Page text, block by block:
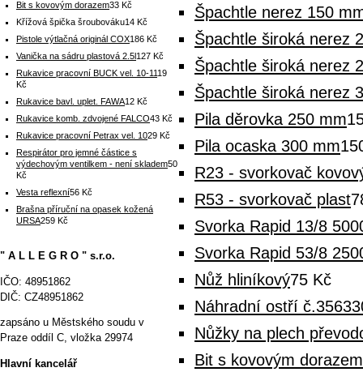
Špachtle nerez 150
Špachtle široká nerez
Špachtle široká nerez
Špachtle široká nerez
Pila děrovka 250 mm
Pila ocaska 300 mm
R23 - svorkovač
R53 - svorkovač plast
Svorka Rapid 13/8
Svorka Rapid 53/8
Nůž hliníkový75 Kč
Náhradní ostří
Nůžky na plech
Bit s kovovým dorazem
Bit s kovovým dorazem33 Kč
Křížová špička šroubováku14 Kč
Pistole výtlačná originál COX186 Kč
Vanička na sádru plastová 2.5l127 Kč
Rukavice pracovní BUCK vel. 10-1119
Kč
Rukavice bavl. uplet. FAWA12 Kč
Rukavice komb. zdvojené FALCO43 Kč
Rukavice pracovní Petrax vel. 1029 Kč
Respirátor pro jemné částice s
výdechovým ventilkem - není skladem50
Kč
Vesta reflexní56 Kč
Brašna příruční na opasek kožená
URSA259 Kč
" A L L E G R O " s.r.o.
IČO: 48951862
DIČ: CZ48951862
zapsáno u Městského soudu v
Praze oddíl C, vložka 29974
Hlavní kancelář